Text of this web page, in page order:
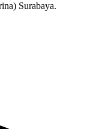
Surabaya.